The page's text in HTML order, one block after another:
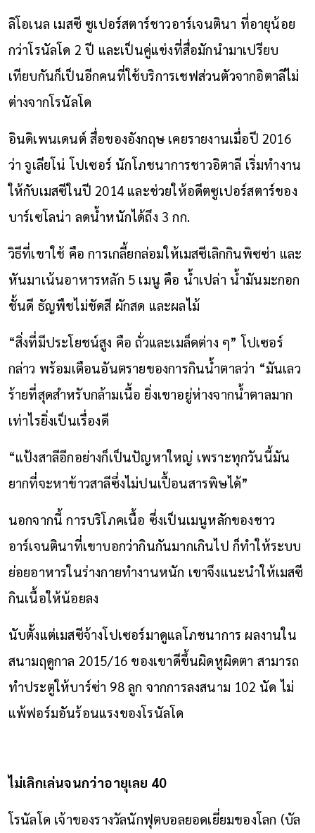
ลิโอเนล เมสซี ซูเปอร์สตาร์ชาวอาร์เจนตินา ที่อายุน้อย
กว่าโรนัลโด 2 ปี และเป็นคู่แข่งที่สื่อมักนำมาเปรียบ
เทียบกันก็เป็นอีกคนที่ใช้บริการเชฟส่วนตัวจากอิตาลีไม่
ต่างจากโรนัลโด
อินดิเพนเดนต์ สื่อของอังกฤษ เคยรายงานเมื่อปี 2016
ว่า จูเลียโน่ โปเซอร์ นักโภชนาการชาวอิตาลี เริ่มทำงาน
ให้กับเมสซีในปี 2014 และช่วยให้อดีตซูเปอร์สตาร์ของ
บาร์เซโลน่า ลดน้ำหนักได้ถึง 3 กก.
วิธีที่เขาใช้ คือ การเกลี้ยกล่อมให้เมสซีเลิกกินพิซซ่า และ
หันมาเน้นอาหารหลัก 5 เมนู คือ น้ำเปล่า น้ำมันมะกอก
ชั้นดี ธัญพืชไม่ขัดสี ผักสด และผลไม้
“สิ่งที่มีประโยชน์สูง คือ ถั่วและเมล็ดต่าง ๆ” โปเซอร์
กล่าว พร้อมเตือนอันตรายของการกินน้ำตาลว่า “มันเลว
ร้ายที่สุดสำหรับกล้ามเนื้อ ยิ่งเขาอยู่ห่างจากน้ำตาลมาก
เท่าไรยิ่งเป็นเรื่องดี
“แป้งสาลีอีกอย่างก็เป็นปัญหาใหญ่ เพราะทุกวันนี้มัน
ยากที่จะหาข้าวสาลีซึ่งไม่ปนเปื้อนสารพิษได้”
นอกจากนี้ การบริโภคเนื้อ ซึ่งเป็นเมนูหลักของชาว
อาร์เจนตินาที่เขาบอกว่ากินกันมากเกินไป ก็ทำให้ระบบ
ย่อยอาหารในร่างกายทำงานหนัก เขาจึงแนะนำให้เมสซี
กินเนื้อให้น้อยลง
นับตั้งแต่เมสซีจ้างโปเซอร์มาดูแลโภชนาการ ผลงานใน
สนามฤดูกาล 2015/16 ของเขาดีขึ้นผิดหูผิดตา สามารถ
ทำประตูให้บาร์ซ่า 98 ลูก จากการลงสนาม 102 นัด ไม่
แพ้ฟอร์มอันร้อนแรงของโรนัลโด
ไม่เลิกเล่นจนกว่าอายุเลย 40
โรนัลโด เจ้าของรางวัลนักฟุตบอลยอดเยี่ยมของโลก (บัล